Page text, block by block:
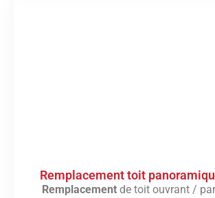
Remplacement toit
Remplacementde toit ouvrant /